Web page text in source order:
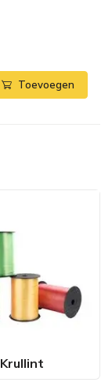
Toevoegen
Krullint